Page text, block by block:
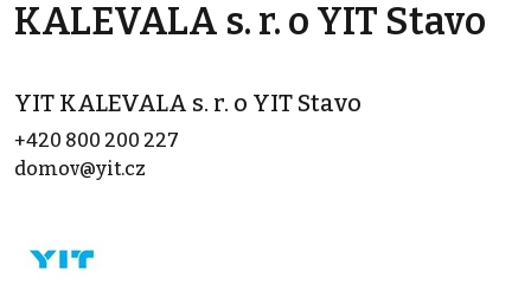
KALEVALA s. r. o YIT Stavo
YIT KALEVALA s. r. o YIT Stavo
+420 800 200 227
domov@yit.cz